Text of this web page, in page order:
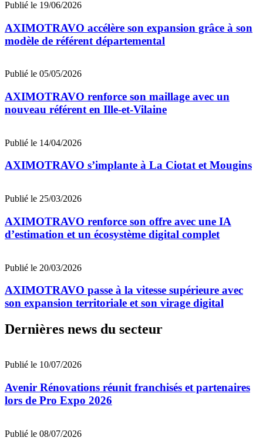
Publié le 19/06/2026
AXIMOTRAVO accélère son expansion grâce à son
modèle de référent départemental
Publié le 05/05/2026
AXIMOTRAVO renforce son maillage avec un
nouveau référent en Ille-et-Vilaine
Publié le 14/04/2026
AXIMOTRAVO s’implante à La Ciotat et Mougins
Publié le 25/03/2026
AXIMOTRAVO renforce son offre avec une IA
d’estimation et un écosystème digital complet
Publié le 20/03/2026
AXIMOTRAVO passe à la vitesse supérieure avec
son expansion territoriale et son virage digital
Dernières news du secteur
Publié le 10/07/2026
Avenir Rénovations réunit franchisés et partenaires
lors de Pro Expo 2026
Publié le 08/07/2026